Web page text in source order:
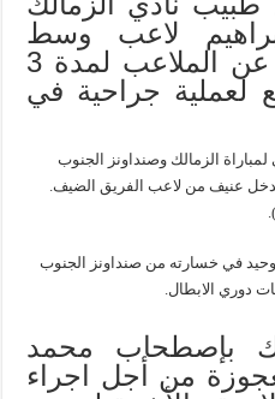
لاعب وسط
الفريق سوف يغيب عن الملاعب لمدة 3
جراحية في
الزمالك وصنداونز الجنوب
تدخل عنيف من لاعب الفريق الضيف.
).
في خسارته من صنداونز الجنوب
بإصطحاب محمد
من أجل اجراء